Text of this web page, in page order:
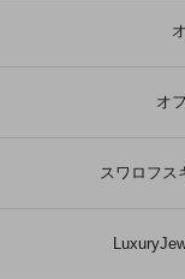
オ
スワロフス